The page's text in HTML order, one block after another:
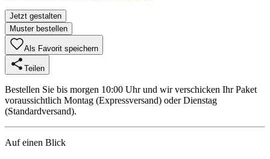
Jetzt gestalten
Muster bestellen
Als Favorit speichern
Teilen
Bestellen Sie bis morgen 10:00 Uhr und wir verschicken Ihr Paket
voraussichtlich Montag (Expressversand) oder Dienstag
(Standardversand).
Auf einen Blick